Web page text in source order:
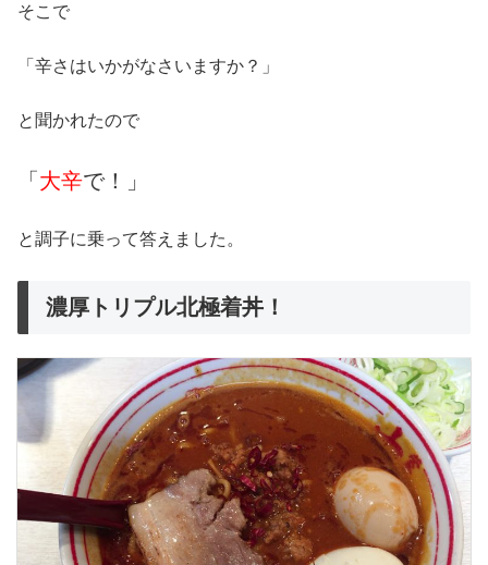
そこで
「辛さはいかがなさいますか？」
と聞かれたので
「大辛で！」
と調子に乗って答えました。
濃厚トリプル北極着丼！